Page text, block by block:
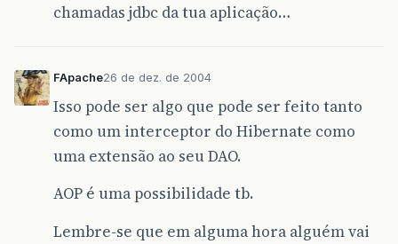
chamadas jdbc da tua aplicação…
FApache26 de dez. de 2004
Isso pode ser algo que pode ser feito tanto
como um interceptor do Hibernate como
uma extensão ao seu DAO.
AOP é uma possibilidade tb.
Lembre-se que em alguma hora alguém vai